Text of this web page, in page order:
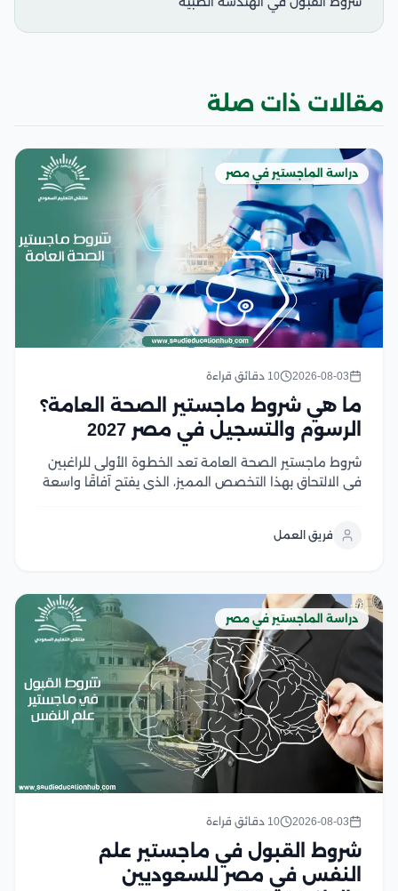
مقالات ذات صلة
دراسة الماجستير في مصر
2026-08-03 10 دقائق قراءة
ما هي شروط ماجستير الصحة العامة؟
الرسوم والتسجيل في مصر 2027
شروط ماجستير الصحة العامة تعد الخطوة الأولى للراغبين
في الالتحاق بهذا التخصص المميز، الذي يفتح آفاقًا واسعة
البرنامج المناسب ومعرفة متطلبات القبول أمر ضروري...
فريق العمل
دراسة الماجستير في مصر
2026-08-03 10 دقائق قراءة
شروط القبول في ماجستير علم
النفس في مصر للسعوديين